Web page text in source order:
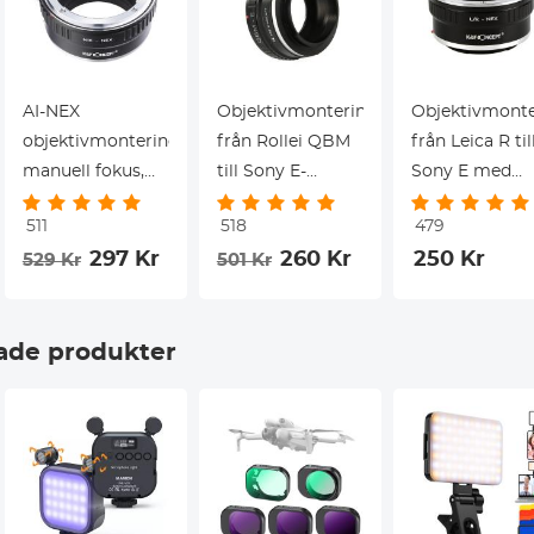
AI-NEX
objektivmonteringsadapter,
manuell fokus,
kompatibel med
Nikon F-objektiv
till Sony E-
511
529 Kr 297 Kr
Objektivmonteringsadapter
från Rollei QBM
till Sony E-
monteringskameror
518
501 Kr 260 Kr
från Leica R till
Sony E med
– K&F Concept
M21102
479
250 Kr
produkter